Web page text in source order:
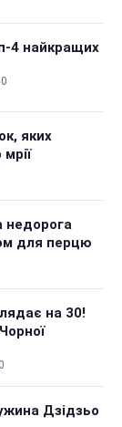
4 найкращих
яких
недорога
для перцю
на 30!
Дзідзьо